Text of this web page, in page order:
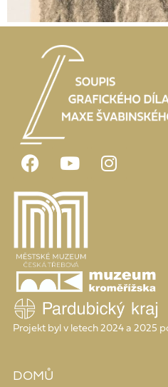
Projekt byl v letech 2024 a 2025
DOMŮ